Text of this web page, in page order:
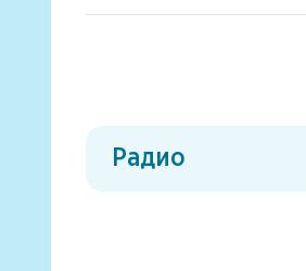
Радио